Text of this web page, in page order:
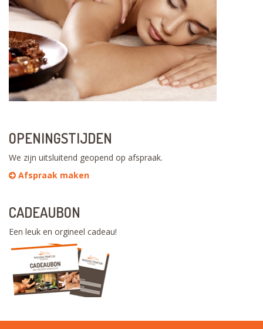
OPENINGSTIJDEN
We zijn uitsluitend geopend op afspraak.
Afspraak maken
CADEAUBON
Een leuk en orgineel cadeau!